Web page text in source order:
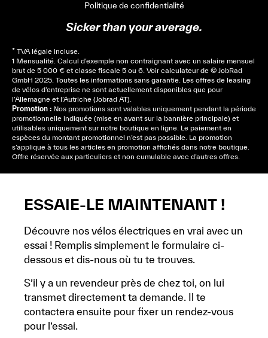
Politique de confidentialité
Sicker than your average.
* TVA légale incluse.
1 Mensualité. Calcul d’exemple non contraignant avec un salaire mensuel
brut de 5 000 € et classe fiscale 5 ou 6. Voir calculateur de © JobRad
GmbH 2025. Toutes les informations sans garantie. Les offres de leasing
de vélos d’entreprise ne sont actuellement disponibles que pour
l’Allemagne et l’Autriche (Jobrad AT).
Promotion : Nos promotions sont valables uniquement pendant la période
promotionnelle indiquée (mise en avant sur la bannière principale) et
utilisables uniquement sur notre boutique en ligne. Le paiement en
espèces du montant promotionnel n’est pas possible. La promotion
s’applique à tous les articles en promotion affichés dans notre boutique.
Offre réservée aux particuliers et non cumulable avec d’autres offres.
ESSAIE-LE MAINTENANT !
Découvre nos vélos électriques en vrai avec un
essai ! Remplis simplement le formulaire ci-
dessous et dis-nous où tu te trouves.
S’il y a un revendeur près de chez toi, on lui
transmet directement ta demande. Il te
contactera ensuite pour fixer un rendez-vous
pour l’essai.